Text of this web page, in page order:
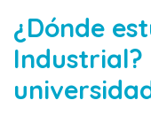
¿Dónde
Industrial?